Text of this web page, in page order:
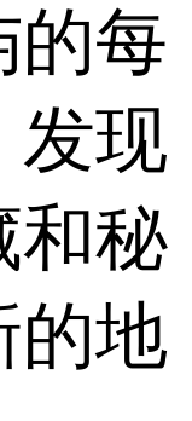
的每
发现
和秘
的地